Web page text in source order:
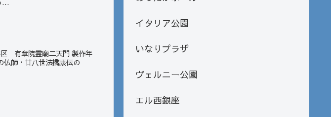
区 有章院霊廟二天門 製作年
仏師・廿八世法橋康伝の
イタリア公園
いなりプラザ
ヴェルニー公園
エル西銀座